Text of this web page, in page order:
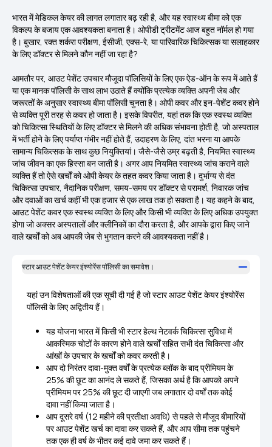
भारत में मेडिकल केयर की लागत लगातार बढ़ रही है, और यह स्वास्थ्य बीमा को एक
विकल्प के बजाय एक आवश्यकता बनाता है। ओपीडी ट्रीटमेंट आज बहुत नॉर्मल हो गया
है। बुखार, रक्त शर्करा परीक्षण, ईसीजी, एक्स-रे, या पारिवारिक चिकित्सक या सलाहकार
के लिए डॉक्टर से मिलने कौन नहीं जा रहा है?
आमतौर पर, आउट पेशेंट उपचार मौजूदा पॉलिसियों के लिए एक ऐड-ऑन के रूप में आते हैं
या एक मानक पॉलिसी के साथ लाभ उठाते हैं क्योंकि प्रत्येक व्यक्ति अपनी जेब और
जरूरतों के अनुसार स्वास्थ्य बीमा पॉलिसी चुनता है। ओपी कवर और इन-पेशेंट कवर होने
से व्यक्ति पूरी तरह से कवर हो जाता है। इसके विपरीत, यहां तक कि एक स्वस्थ व्यक्ति
को चिकित्सा स्थितियों के लिए डॉक्टर से मिलने की अधिक संभावना होती है, जो अस्पताल
में भर्ती होने के लिए पर्याप्त गंभीर नहीं होते हैं, उदाहरण के लिए, दांत भरना या आपके
सामान्य चिकित्सक के साथ कुछ नियुक्तियां। जैसे-जैसे उम्र बढ़ती है, नियमित स्वास्थ्य
जांच जीवन का एक हिस्सा बन जाती है। अगर आप नियमित स्वास्थ्य जांच कराने वाले
व्यक्ति हैं तो ऐसे खर्चों को ओपी केयर के तहत कवर किया जाता है। दुर्भाग्य से दंत
चिकित्सा उपचार, नैदानिक परीक्षण, समय-समय पर डॉक्टर से परामर्श, निवारक जांच
और दवाओं का खर्च कहीं भी एक हजार से एक लाख तक हो सकता है। यह कहने के बाद,
आउट पेशेंट कवर एक स्वस्थ व्यक्ति के लिए और किसी भी व्यक्ति के लिए अधिक उपयुक्त
होगा जो अक्सर अस्पतालों और क्लीनिकों का दौरा करता है, और आपके द्वारा किए जाने
वाले खर्चों को अब आपकी जेब से भुगतान करने की आवश्यकता नहीं है।
स्टार आउट पेशेंट केयर इंश्योरेंस पॉलिसी का समावेश।
यहां उन विशेषताओं की एक सूची दी गई है जो स्टार आउट पेशेंट केयर इंश्योरेंस
पॉलिसी के लिए अद्वितीय हैं।
यह योजना भारत में किसी भी स्टार हेल्थ नेटवर्क चिकित्सा सुविधा में
आकस्मिक चोटों के कारण होने वाले खर्चों सहित सभी दंत चिकित्सा और
आंखों के उपचार के खर्चों को कवर करती है।
आप दो निरंतर दावा-मुक्त वर्षों के प्रत्येक ब्लॉक के बाद प्रीमियम के
25% की छूट का आनंद ले सकते हैं, जिसका अर्थ है कि आपको अपने
प्रीमियम पर 25% की छूट दी जाएगी जब लगातार दो वर्षों तक कोई
दावा नहीं किया जाता है।
आप दूसरे वर्ष (12 महीने की प्रतीक्षा अवधि) से पहले से मौजूद बीमारियों
पर आउट पेशेंट खर्च का दावा कर सकते हैं, और आप सीमा तक पहुंचने
तक एक ही वर्ष के भीतर कई दावे जमा कर सकते हैं।